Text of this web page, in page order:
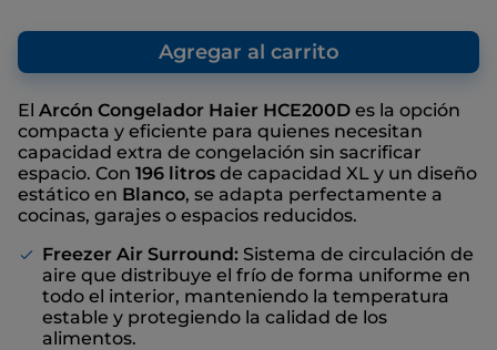
que nosotros, como fabricante,
recomendamos, con el fin de ofrecer una
referencia con respecto al precio de venta
Enlace
en
la
página.
Agregar al carrito
El Arcón Congelador Haier HCE200D es la opción
compacta y eficiente para quienes necesitan
capacidad extra de congelación sin sacrificar
espacio. Con 196 litros de capacidad XL y un diseño
estático en Blanco, se adapta perfectamente a
cocinas, garajes o espacios reducidos.
Freezer Air Surround: Sistema de circulación de
aire que distribuye el frío de forma uniforme en
todo el interior, manteniendo la temperatura
estable y protegiendo la calidad de los
alimentos.